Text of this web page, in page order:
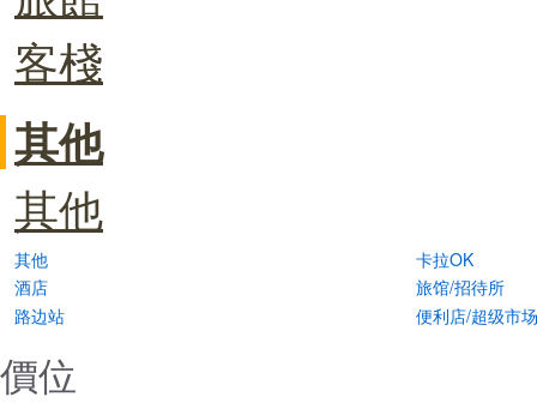
客棧
其他
其他
其他
卡拉OK
酒店
旅馆/招待所
路边站
便利店/超级市场
價位